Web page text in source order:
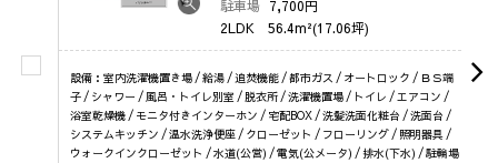
駐車場 7,700円
2LDK 56.4m²(17.06坪)
設備：室内洗濯機置き場 / 給湯 / 追焚機能 / 都市ガス / オートロック / ＢＳ端
子 / シャワー / 風呂・トイレ別室 / 脱衣所 / 洗濯機置場 / トイレ / エアコン /
浴室乾燥機 / モニタ付きインターホン / 宅配BOX / 洗髪洗面化粧台 / 洗面台 /
システムキッチン / 温水洗浄便座 / クローゼット / フローリング / 照明器具 /
ウォークインクローゼット / 水道(公営) / 電気(公メータ) / 排水(下水) / 駐輪場